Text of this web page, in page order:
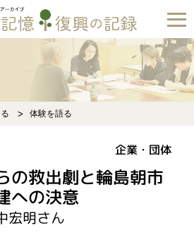
体験を語る
企業・団体
の救出劇と輪島朝市
への決意
明さん